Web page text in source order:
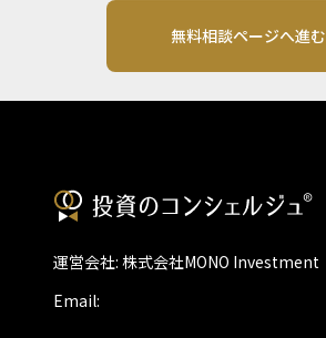
無料相談ページへ進む
運営会社: 株式会社MONO Investment
Email: